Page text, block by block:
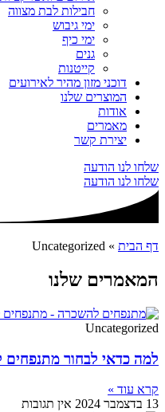
חבילות לבת מצווה
ימי גיבוש
ימי כיף
גנים
קייטנות
דוכני מזון מהיר לאירועים
המוצרים שלנו
אודות
מאמרים
יצירת קשר
שלחו לנו הודעה
שלחו לנו הודעה
דף הבית »
Uncategorized
המאמרים שלנו
Uncategorized
למה כדאי לבחור מתנפחים
קרא עוד »
13 בדצמבר 2024
אין תגובות